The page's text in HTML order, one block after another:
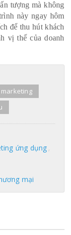
tượng mà không
này ngay hôm
để thu hút khách
vị thế của doanh
marketing
ứng dụng
mại